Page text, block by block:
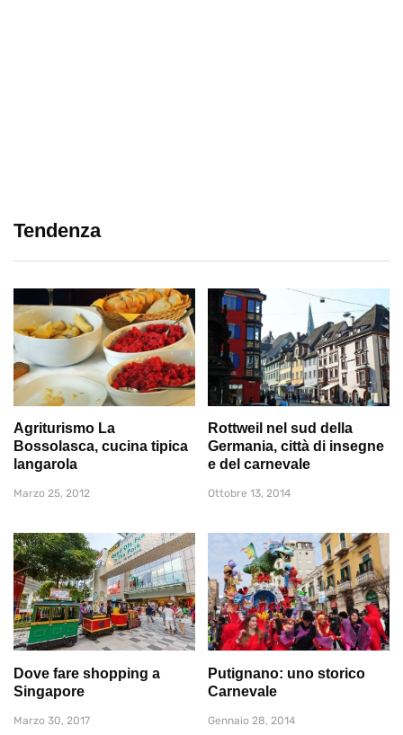
Tendenza
Agriturismo La
Bossolasca, cucina tipica
langarola
Marzo 25, 2012
Rottweil nel sud della
Germania, città di insegne
e del carnevale
Ottobre 13, 2014
Dove fare shopping a
Singapore
Marzo 30, 2017
Putignano: uno storico
Carnevale
Gennaio 28, 2014